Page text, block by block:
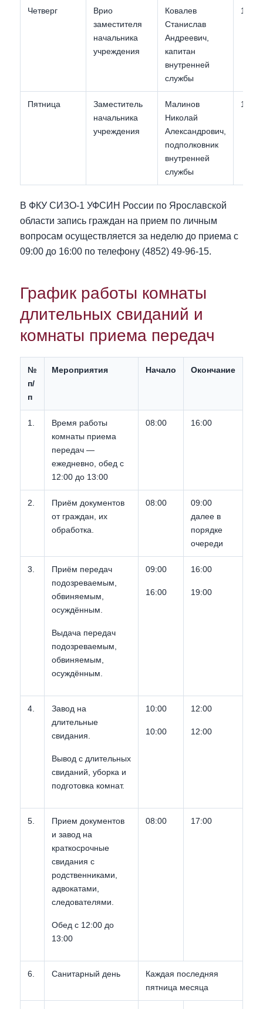
Четверг
Врио
заместителя
начальника
учреждения
Ковалев
Станислав
Андреевич,
капитан
внутренней
службы
Пятница
Заместитель
начальника
учреждения
Малинов
Николай
Александрович,
подполковник
внутренней
службы
В ФКУ СИЗО-1 УФСИН России по Ярославской
области запись граждан на прием по личным
вопросам осуществляется за неделю до приема с
09:00 до 16:00 по телефону (4852) 49-96-15.
График работы комнаты
длительных свиданий и
комнаты приема передач
№
п/
п
Мероприятия Начало Окончание
1.
Время работы
комнаты приема
передач —
ежедневно, обед с
12:00 до 13:00
08:00 16:00
2.
Приём документов
от граждан, их
обработка.
08:00
09:00
далее в
порядке
очереди
3.
Приём передач
подозреваемым,
обвиняемым,
осуждённым.
Выдача передач
подозреваемым,
обвиняемым,
осуждённым.
09:00
16:00
16:00
19:00
4.
Завод на
длительные
свидания.
Вывод с длительных
свиданий, уборка и
подготовка комнат.
10:00
10:00
12:00
12:00
5.
Прием документов
и завод на
краткосрочные
свидания с
родственниками,
адвокатами,
следователями.
Обед с 12:00 до
13:00
08:00 17:00
6. Санитарный день
Каждая последняя
пятница месяца